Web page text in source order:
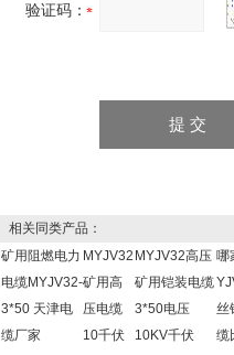
验证码：
相关同类产品：
矿用阻燃电力
电缆MYJV32-
3*50 天津电
缆厂家
MYJV32
矿用高
压电缆
10千伏
MYJV32高压
矿用铠装电缆
3*50电压
10KV千伏
哪
丝
缆